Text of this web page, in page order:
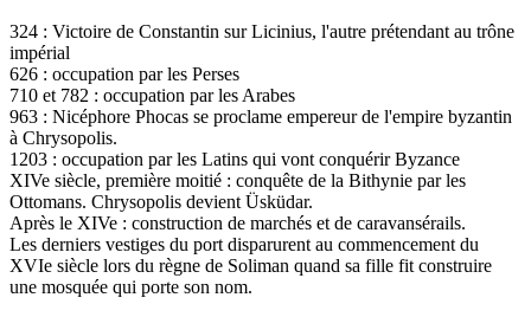
324 : Victoire de Constantin sur Licinius, l'autre prétendant au trône
impérial
626 : occupation par les Perses
710 et 782 : occupation par les Arabes
963 : Nicéphore Phocas se proclame empereur de l'empire byzantin
à Chrysopolis.
1203 : occupation par les Latins qui vont conquérir Byzance
XIVe siècle, première moitié : conquête de la Bithynie par les
Ottomans. Chrysopolis devient Üsküdar.
Après le XIVe : construction de marchés et de caravansérails.
Les derniers vestiges du port disparurent au commencement du
XVIe siècle lors du règne de Soliman quand sa fille fit construire
une mosquée qui porte son nom.